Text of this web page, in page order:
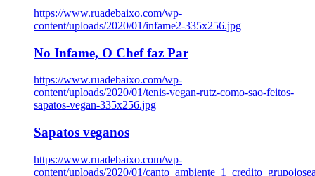
https://www.ruadebaixo.com/wp-
content/uploads/2020/01/infame2-335x256.jpg
No Infame, O Chef faz Par
https://www.ruadebaixo.com/wp-
content/uploads/2020/01/tenis-vegan-rutz-como-sao-feitos-
sapatos-vegan-335x256.jpg
Sapatos veganos
https://www.ruadebaixo.com/wp-
content/uploads/2020/01/